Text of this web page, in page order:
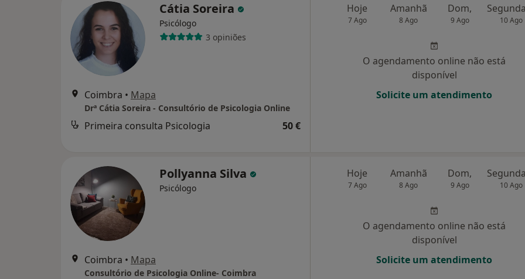
Cátia Soreira
Psicólogo
3 opiniões
Coimbra • Mapa
Drª Cátia Soreira - Consultório de Psicologia Online
Primeira consulta Psicologia 50 €
Hoje
7 Ago
Amanhã
8 Ago
Dom,
9 Ago 10 Ago
O agendamento online não está
disponível
Solicite um atendimento
Pollyanna Silva
Psicólogo
Coimbra • Mapa
Consultório de Psicologia Online- Coimbra
Hoje
7 Ago
Amanhã
8 Ago
Dom,
9 Ago 10 Ago
O agendamento online não está
disponível
Solicite um atendimento